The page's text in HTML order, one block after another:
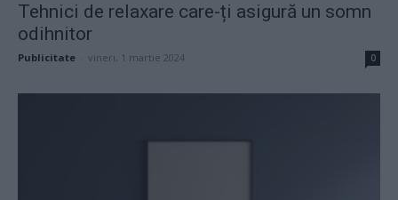
Tehnici de relaxare care-ți asigură un somn
odihnitor
Publicitate vineri, 1 martie 2024 0